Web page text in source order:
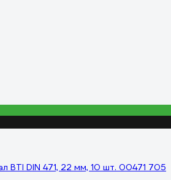
BTI DIN 471, 22 мм, 10 шт. 00471 705